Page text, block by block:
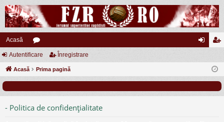
Acasă
or
u eg
Autentificare Înregistrare
Acasă Prima pagină
- Politica de confidenţialitate